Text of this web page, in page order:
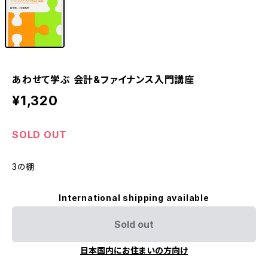
あわせて学ぶ 会計&ファイナンス入門講座
¥1,320
SOLD OUT
3の棚
International shipping available
Sold out
日本国内にお住まいの方向け